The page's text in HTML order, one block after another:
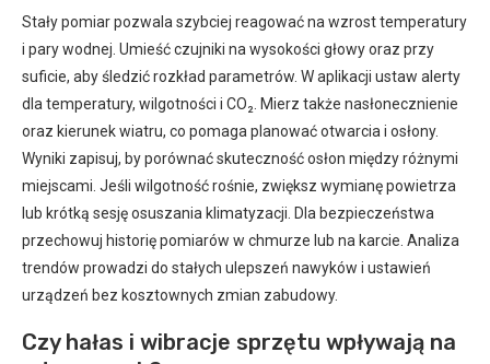
Stały pomiar pozwala szybciej reagować na wzrost temperatury
i pary wodnej. Umieść czujniki na wysokości głowy oraz przy
suficie, aby śledzić rozkład parametrów. W aplikacji ustaw alerty
dla temperatury, wilgotności i CO₂. Mierz także nasłonecznienie
oraz kierunek wiatru, co pomaga planować otwarcia i osłony.
Wyniki zapisuj, by porównać skuteczność osłon między różnymi
miejscami. Jeśli wilgotność rośnie, zwiększ wymianę powietrza
lub krótką sesję osuszania klimatyzacji. Dla bezpieczeństwa
przechowuj historię pomiarów w chmurze lub na karcie. Analiza
trendów prowadzi do stałych ulepszeń nawyków i ustawień
urządzeń bez kosztownych zmian zabudowy.
Czy hałas i wibracje sprzętu wpływają na